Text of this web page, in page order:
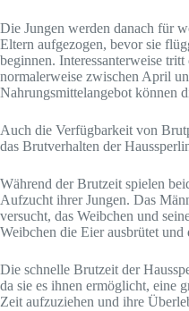
Die Jungen werden danach für
Eltern aufgezogen, bevor sie
beginnen. Interessanterweise
normalerweise zwischen April
Nahrungsmittelangebot können
Auch die Verfügbarkeit von
das Brutverhalten der
Während der Brutzeit spielen
Aufzucht ihrer Jungen. Das
versucht, das Weibchen und
Weibchen die Eier ausbrütet und
Die schnelle Brutzeit der
da sie es ihnen ermöglicht, eine
Zeit aufzuziehen und ihre